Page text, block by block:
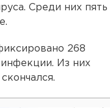
Среди них пять
268
Из них